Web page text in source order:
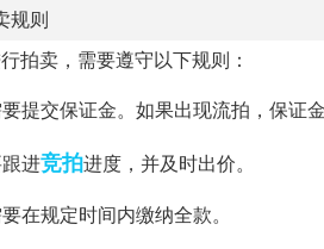
规则
拍卖，需要遵守以下规则：
提交保证金。如果出现流拍，保证
进竞拍进度，并及时出价。
在规定时间内缴纳全款。